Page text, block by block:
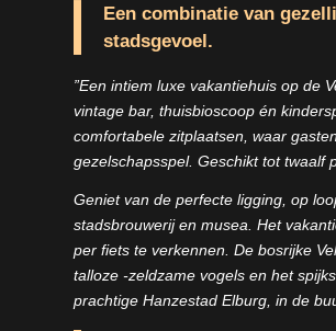
Een combinatie van
stadsgevoel.
”Een intiem luxe vakantiehuis op de
vintage bar, thuisbioscoop én
comfortabele zitplaatsen, waar
gezelschapsspel. Geschikt tot twaalf
Geniet van de perfecte ligging, op
stadsbrouwerij en musea. Het
per fiets te verkennen. De bosrijke
talloze -zeldzame vogels en het
prachtige Hanzestad Elburg, in de